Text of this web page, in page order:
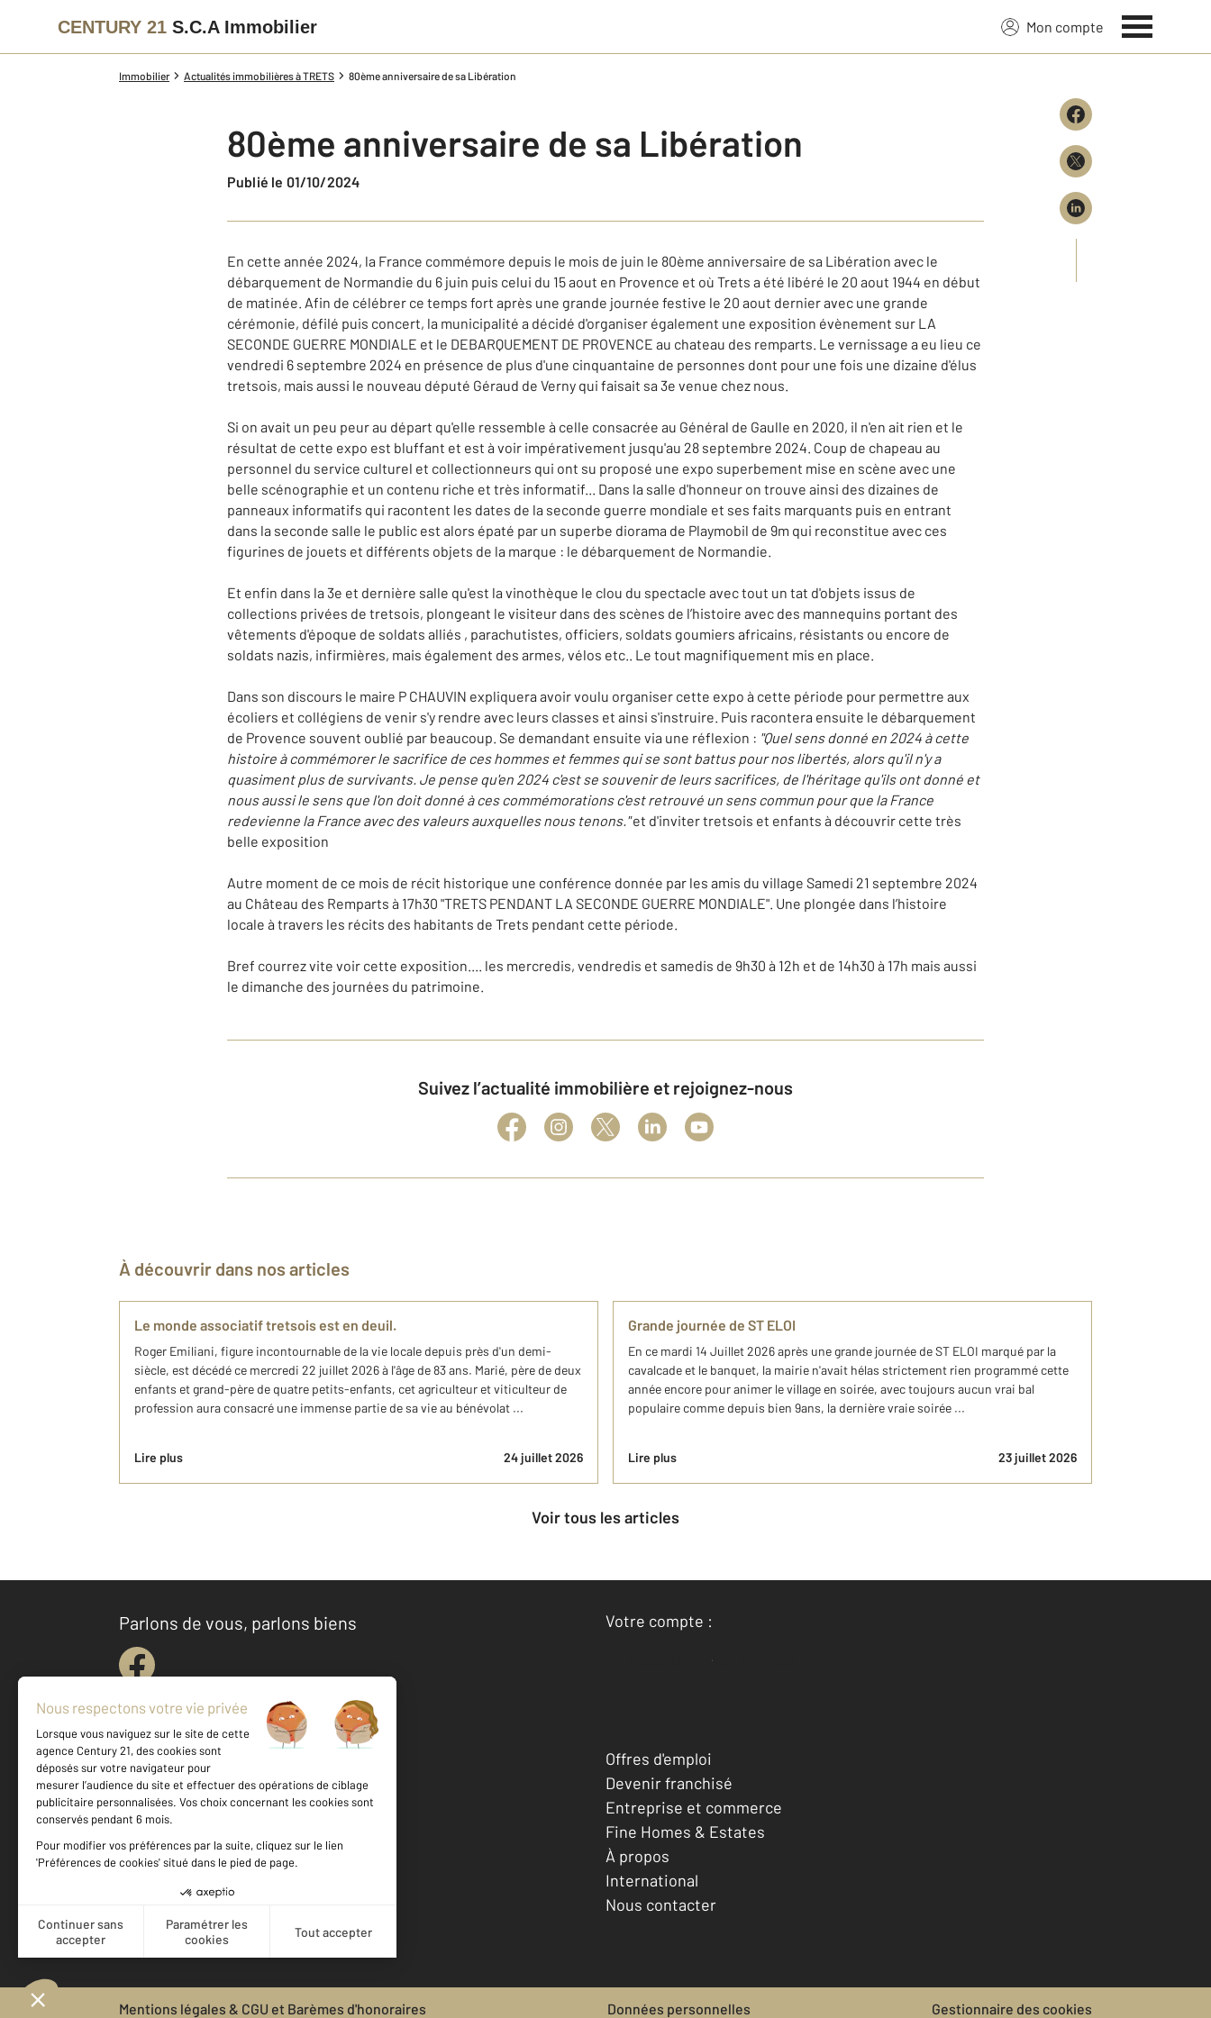
CENTURY 21 S.C.A Immobilier Mon compte
Immobilier Actualités immobilières à TRETS 80ème anniversaire de sa Libération
80ème anniversaire de sa Libération
Publié le 01/10/2024
En cette année 2024, la France commémore depuis le mois de juin le 80ème anniversaire de sa Libération avec le
débarquement de Normandie du 6 juin puis celui du 15 aout en Provence et où Trets a été libéré le 20 aout 1944 en début
de matinée. Afin de célébrer ce temps fort après une grande journée festive le 20 aout dernier avec une grande
cérémonie, défilé puis concert, la municipalité a décidé d'organiser également une exposition évènement sur LA
SECONDE GUERRE MONDIALE et le DEBARQUEMENT DE PROVENCE au chateau des remparts. Le vernissage a eu lieu ce
vendredi 6 septembre 2024 en présence de plus d'une cinquantaine de personnes dont pour une fois une dizaine d'élus
tretsois, mais aussi le nouveau député Géraud de Verny qui faisait sa 3e venue chez nous.
Si on avait un peu peur au départ qu'elle ressemble à celle consacrée au Général de Gaulle en 2020, il n'en ait rien et le
résultat de cette expo est bluffant et est à voir impérativement jusqu'au 28 septembre 2024. Coup de chapeau au
personnel du service culturel et collectionneurs qui ont su proposé une expo superbement mise en scène avec une
belle scénographie et un contenu riche et très informatif... Dans la salle d'honneur on trouve ainsi des dizaines de
panneaux informatifs qui racontent les dates de la seconde guerre mondiale et ses faits marquants puis en entrant
dans la seconde salle le public est alors épaté par un superbe diorama de Playmobil de 9m qui reconstitue avec ces
figurines de jouets et différents objets de la marque : le débarquement de Normandie.
Et enfin dans la 3e et dernière salle qu'est la vinothèque le clou du spectacle avec tout un tat d'objets issus de
collections privées de tretsois, plongeant le visiteur dans des scènes de l’histoire avec des mannequins portant des
vêtements d'époque de soldats alliés , parachutistes, officiers, soldats goumiers africains, résistants ou encore de
soldats nazis, infirmières, mais également des armes, vélos etc.. Le tout magnifiquement mis en place.
Dans son discours le maire P CHAUVIN expliquera avoir voulu organiser cette expo à cette période pour permettre aux
écoliers et collégiens de venir s'y rendre avec leurs classes et ainsi s'instruire. Puis racontera ensuite le débarquement
de Provence souvent oublié par beaucoup. Se demandant ensuite via une réflexion : "Quel sens donné en 2024 à cette
histoire à commémorer le sacrifice de ces hommes et femmes qui se sont battus pour nos libertés, alors qu'il n'y a
quasiment plus de survivants. Je pense qu'en 2024 c'est se souvenir de leurs sacrifices, de l'héritage qu'ils ont donné et
nous aussi le sens que l'on doit donné à ces commémorations c'est retrouvé un sens commun pour que la France
redevienne la France avec des valeurs auxquelles nous tenons."et d'inviter tretsois et enfants à découvrir cette très
belle exposition
Autre moment de ce mois de récit historique une conférence donnée par les amis du village Samedi 21 septembre 2024
au Château des Remparts à 17h30 "TRETS PENDANT LA SECONDE GUERRE MONDIALE". Une plongée dans l’histoire
locale à travers les récits des habitants de Trets pendant cette période.
Bref courrez vite voir cette exposition.... les mercredis, vendredis et samedis de 9h30 à 12h et de 14h30 à 17h mais aussi
le dimanche des journées du patrimoine.
Suivez l’actualité immobilière et rejoignez-nous
À découvrir dans nos articles
Le monde associatif tretsois est en deuil.
Roger Emiliani, figure incontournable de la vie locale depuis près d'un demi-
siècle, est décédé ce mercredi 22 juillet 2026 à l'âge de 83 ans. Marié, père de deux
enfants et grand-père de quatre petits-enfants, cet agriculteur et viticulteur de
profession aura consacré une immense partie de sa vie au bénévolat ...
Lire plus 24 juillet 2026
Grande journée de ST ELOI
En ce mardi 14 Juillet 2026 après une grande journée de ST ELOI marqué par la
cavalcade et le banquet, la mairie n'avait hélas strictement rien programmé cette
année encore pour animer le village en soirée, avec toujours aucun vrai bal
populaire comme depuis bien 9ans, la dernière vraie soirée ...
Lire plus 23 juillet 2026
Voir tous les articles
Parlons de vous, parlons biens
Votre compte :
Accéder à mon compte
Votre agence est notée
Achat
Location
Offres d'emploi
Devenir franchisé
Entreprise et commerce
Fine Homes & Estates
À propos
International
Nous contacter
Mentions légales & CGU et Barèmes d'honoraires Données personnelles Gestionnaire des cookies